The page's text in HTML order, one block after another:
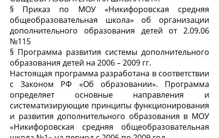
§ Приказ по МОУ «Никифоровская средняя
общеобразовательная школа» об организации
дополнительного образования детей от 2.09.06
№115
§ Программа развития системы дополнительного
образования детей на 2006 – 2009 гг.
Настоящая программа разработана в соответствии
с Законом РФ «Об образовании». Программа
определяет основные направления и
систематизирующие принципы функционирования
и развития дополнительного образования в МОУ
«Никифоровская средняя общеобразовательная